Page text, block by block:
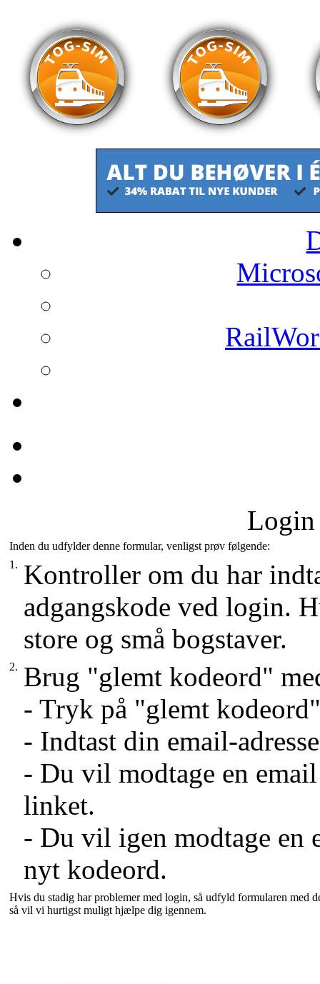
Login
Inden du udfylder denne formular, venligst prøv følgende:
1. Kontroller om du har
adgangskode ved login.
store og små bogstaver.
2. Brug "glemt kodeord"
- Tryk på "glemt
- Indtast din email-
- Du vil modtage en
linket.
- Du vil igen modtage en
nyt kodeord.
Hvis du stadig har problemer med login, så udfyld formularen med
så vil vi hurtigst muligt hjælpe dig igennem.